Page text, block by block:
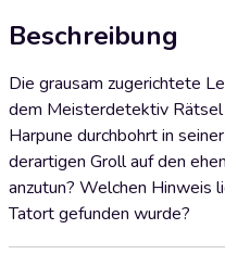
Beschreibung
Die grausam zugerichtete
dem Meisterdetektiv Rätsel
Harpune durchbohrt in
derartigen Groll auf den
anzutun? Welchen Hinweis
Tatort gefunden wurde?